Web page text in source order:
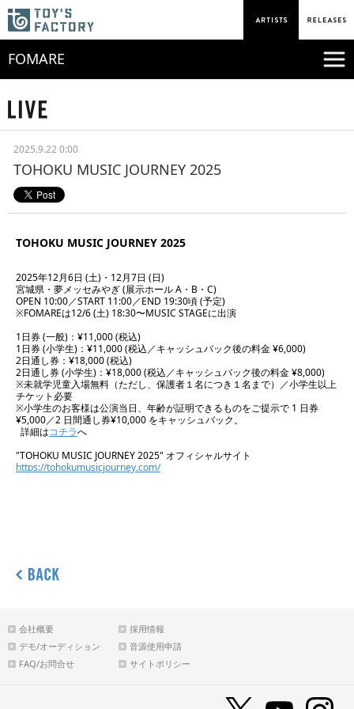
FOMARE
2025.9.22 0:00
TOHOKU MUSIC JOURNEY 2025
TOHOKU MUSIC JOURNEY 2025
2025年12月6日 (土)・12月7日 (日)
宮城県・夢メッセみやぎ (展示ホール A・B・C)
OPEN 10:00／START 11:00／END 19:30頃 (予定)
※FOMAREは12/6 (土) 18:30〜MUSIC STAGEに出演
1日券 (一般)：¥11,000 (税込)
1日券 (小学生)：¥11,000 (税込／キャッシュバック後の料金 ¥6,000)
2日通し券：¥18,000 (税込)
2日通し券 (小学生)：¥18,000 (税込／キャッシュバック後の料金 ¥8,000)
※未就学児童入場無料（ただし、保護者１名につき１名まで）／小学生以上
チケット必要
※小学生のお客様は公演当日、年齢が証明できるものをご提示で 1 日券
¥5,000／2 日間通し券¥10,000 をキャッシュバック。
詳細はコチラへ
"TOHOKU MUSIC JOURNEY 2025" オフィシャルサイト
https://tohokumusicjourney.com/
会社概要
採用情報
デモ/オーディション
音源使用申請
FAQ/お問合せ
サイトポリシー